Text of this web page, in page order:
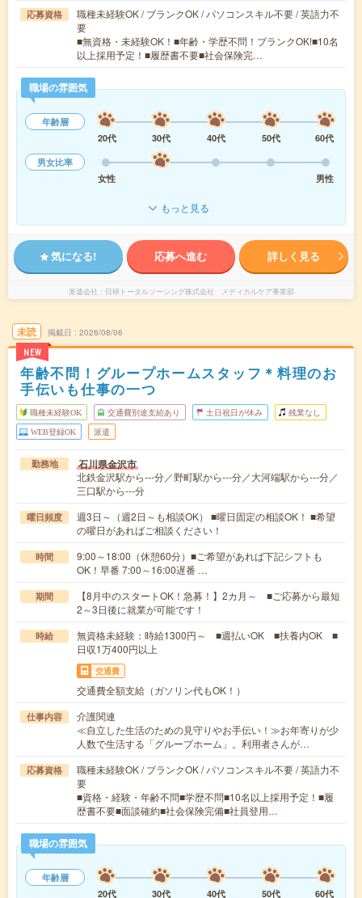
応募資格
職種未経験OK / ブランクOK / パソコンスキル不要 / 英語力不
要
■無資格・未経験OK！■年齢・学歴不問！ブランクOK!■10名
以上採用予定！■履歴書不要■社会保険完…
職場の雰囲気
年齢層
20代
30代 40代 50代
60代
男女比率
女性
男性
もっと見る
気になる! 応募へ進む 詳しく見る
派遣会社 日研トータルソーシング株式会社 メディカルケア事業部
未読
NEW
掲載日 2026/08/06
年齢不問！グループホームスタッフ＊料理のお
手伝いも仕事の一つ
職種未経験OK 交通費別途支給あり 土日祝日が休み 残業なし
WEB登録OK 派遣
勤務地 石川県金沢市
北鉄金沢駅から---分／野町駅から---分／大河端駅から---分／
三口駅から---分
曜日頻度
週3日～（週2日～も相談OK） ■曜日固定の相談OK！ ■希望
の曜日があればご相談ください！
時間
9:00～18:00（休憩60分）■ご希望があれば下記シフトも
OK！早番 7:00～16:00遅番 …
期間
【8月中のスタートOK！急募！】2カ月～ ■ご応募から最短
2～3日後に就業が可能です！
時給
無資格未経験：時給1300円～ ■週払いOK ■扶養内OK ■
日収1万400円以上
交通費
交通費全額支給（ガソリン代もOK！）
仕事内容
介護関連
≪自立した生活のための見守りやお手伝い！≫お年寄りが少
人数で生活する「グループホーム」。利用者さんが…
応募資格
職種未経験OK / ブランクOK / パソコンスキル不要 / 英語力不
要
■資格・経験・年齢不問■学歴不問■10名以上採用予定！■履
歴書不要■面談確約■社会保険完備■社員登用…
職場の雰囲気
年齢層
20代
30代 40代 50代 60代